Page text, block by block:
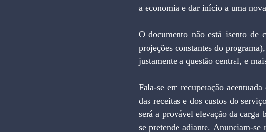
a economia e dar início a uma
O documento não está isento de
projeções constantes do
justamente a questão central, e
Fala-se em recuperação
das receitas e dos custos do
será a provável elevação da carga
se pretende adiante. Anunciam-se